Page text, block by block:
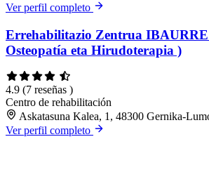
Ver perfil completo
Errehabilitazio Zentrua
Osteopatía eta Hirudoterapia )
4.9 (7 reseñas )
Centro de rehabilitación
Askatasuna Kalea, 1, 48300 Gernika-
Ver perfil completo